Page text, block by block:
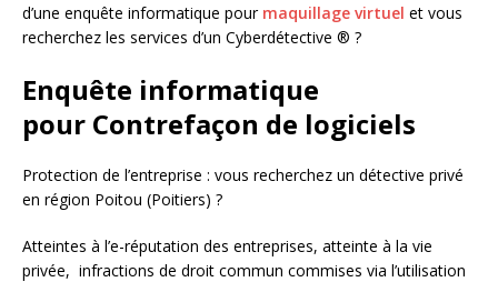
d’une enquête informatique pour maquillage virtuel et vous
recherchez les services d’un Cyberdétective ® ?
Enquête informatique
pour Contrefaçon de logiciels
Protection de l’entreprise : vous recherchez un détective privé
en région Poitou (Poitiers) ?
Atteintes à l’e-réputation des entreprises, atteinte à la vie
privée, infractions de droit commun commises via l’utilisation